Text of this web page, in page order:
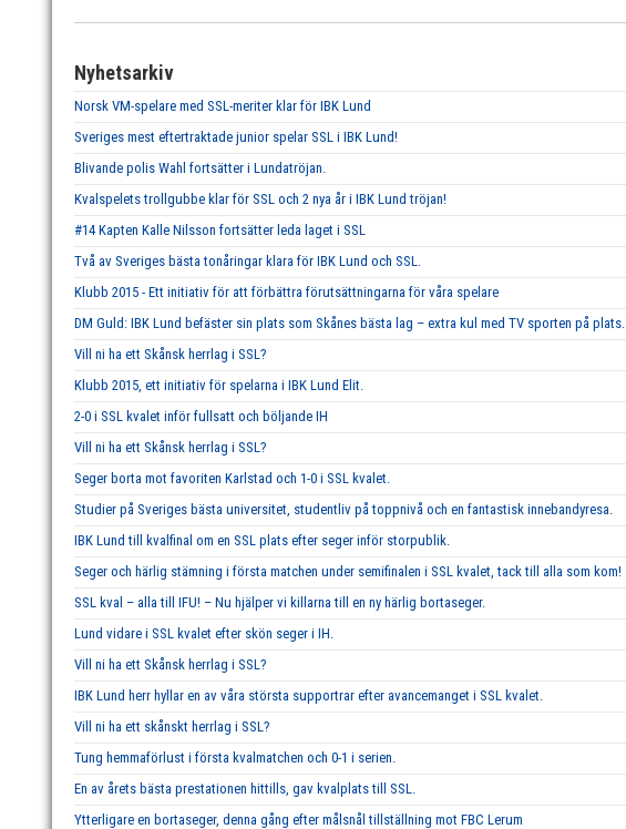
Nyhetsarkiv
Norsk VM-spelare med SSL-meriter klar för IBK Lund
Sveriges mest eftertraktade junior spelar SSL i IBK Lund!
Blivande polis Wahl fortsätter i Lundatröjan.
Kvalspelets trollgubbe klar för SSL och 2 nya år i IBK Lund tröjan!
#14 Kapten Kalle Nilsson fortsätter leda laget i SSL
Två av Sveriges bästa tonåringar klara för IBK Lund och SSL.
Klubb 2015 - Ett initiativ för att förbättra förutsättningarna för våra spelare
DM Guld: IBK Lund befäster sin plats som Skånes bästa lag – extra kul med TV sporten på plats.
Vill ni ha ett Skånsk herrlag i SSL?
Klubb 2015, ett initiativ för spelarna i IBK Lund Elit.
2-0 i SSL kvalet inför fullsatt och böljande IH
Vill ni ha ett Skånsk herrlag i SSL?
Seger borta mot favoriten Karlstad och 1-0 i SSL kvalet.
Studier på Sveriges bästa universitet, studentliv på toppnivå och en fantastisk innebandyresa.
IBK Lund till kvalfinal om en SSL plats efter seger inför storpublik.
Seger och härlig stämning i första matchen under semifinalen i SSL kvalet, tack till alla som kom!
SSL kval – alla till IFU! – Nu hjälper vi killarna till en ny härlig bortaseger.
Lund vidare i SSL kvalet efter skön seger i IH.
Vill ni ha ett Skånsk herrlag i SSL?
IBK Lund herr hyllar en av våra största supportrar efter avancemanget i SSL kvalet.
Vill ni ha ett skånskt herrlag i SSL?
Tung hemmaförlust i första kvalmatchen och 0-1 i serien.
En av årets bästa prestationen hittills, gav kvalplats till SSL.
Ytterligare en bortaseger, denna gång efter målsnål tillställning mot FBC Lerum